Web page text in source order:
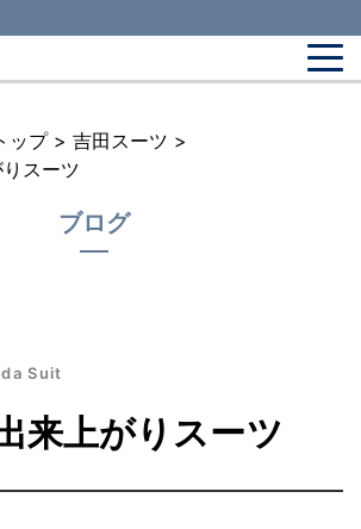
ップ > 吉田スーツ >
スーツ
ブログ
Suit
来上がりスーツ